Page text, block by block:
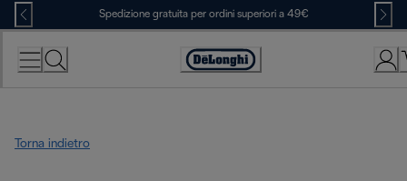
Skip
to
Content
Spedizione gratuita per ordini superiori a 49€
Accessibility
Torna indietro